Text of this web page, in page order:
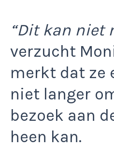
“Dit kan niet
verzucht
merkt dat ze
niet langer
bezoek aan
heen kan.